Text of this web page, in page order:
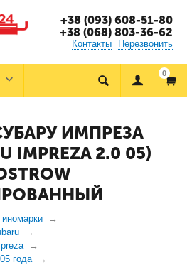
+38 (093) 608-51-80
+38 (068) 803-36-62
Контакты Перезвонить
0
ИМПРЕЗА
IMPREZA 2.0 05)
года